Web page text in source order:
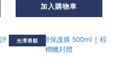
加入購物車
光澤滑順